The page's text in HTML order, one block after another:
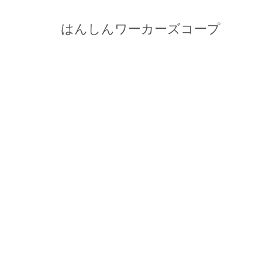
はんしんワーカーズコープ